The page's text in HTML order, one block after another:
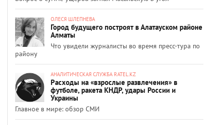
ОЛЕСЯ ШЛЕПНЕВА
Город будущего построят в Алатауском районе
Алматы
Что увидели журналисты во время пресс-тура по
району
АНАЛИТИЧЕСКАЯ СЛУЖБА RATEL.KZ
Расходы на «взрослые развлечения» в
футболе, ракета КНДР, удары России и
Украины
Главное в мире: обзор СМИ